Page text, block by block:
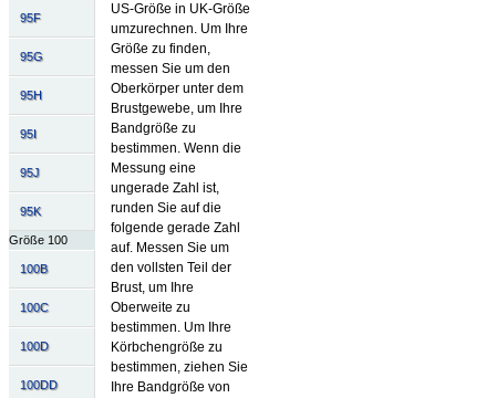
95F
95G
95H
95I
95J
95K
Größe 100
100B
100C
100D
100DD
US-Größe in UK-Größe
umzurechnen. Um Ihre
Größe zu finden,
messen Sie um den
Oberkörper unter dem
Brustgewebe, um Ihre
Bandgröße zu
bestimmen. Wenn die
Messung eine
ungerade Zahl ist,
runden Sie auf die
folgende gerade Zahl
auf. Messen Sie um
den vollsten Teil der
Brust, um Ihre
Oberweite zu
bestimmen. Um Ihre
Körbchengröße zu
bestimmen, ziehen Sie
Ihre Bandgröße von